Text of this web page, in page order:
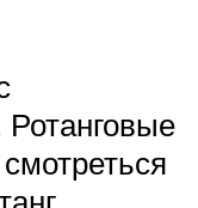
Ротанговые